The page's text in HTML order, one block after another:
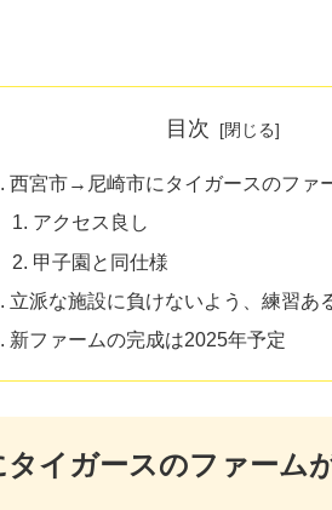
目次
西宮市→尼崎市にタイガースのファ
アクセス良し
甲子園と同仕様
立派な施設に負けないよう、練習あ
新ファームの完成は2025年予定
イガースのファーム